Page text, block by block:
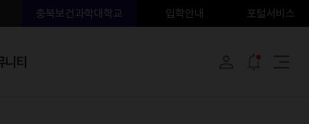
충북보건과학대학교 입학안내 포털서비스
니티